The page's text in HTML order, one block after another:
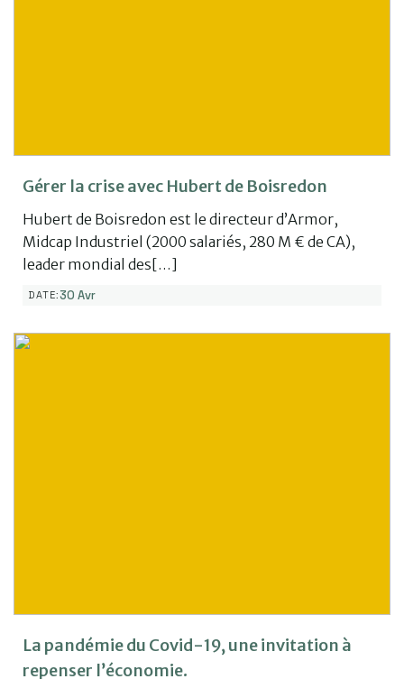
Gérer la crise avec Hubert de Boisredon
Hubert de Boisredon est le directeur d’Armor,
Midcap Industriel (2000 salariés, 280 M € de CA),
leader mondial des[…]
DATE:30 Avr
La pandémie du Covid-19, une invitation à
repenser l’économie.